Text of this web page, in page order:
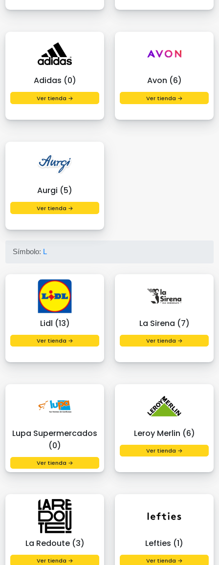
Adidas (0)
Ver tienda →
Avon (6)
Ver tienda →
Aurgi (5)
Ver tienda →
Símbolo: L
Lidl (13)
Ver tienda →
La Sirena (7)
Ver tienda →
Lupa Supermercados
(0)
Ver tienda →
Leroy Merlin (6)
Ver tienda →
La Redoute (3)
Ver tienda →
Lefties (1)
Ver tienda →